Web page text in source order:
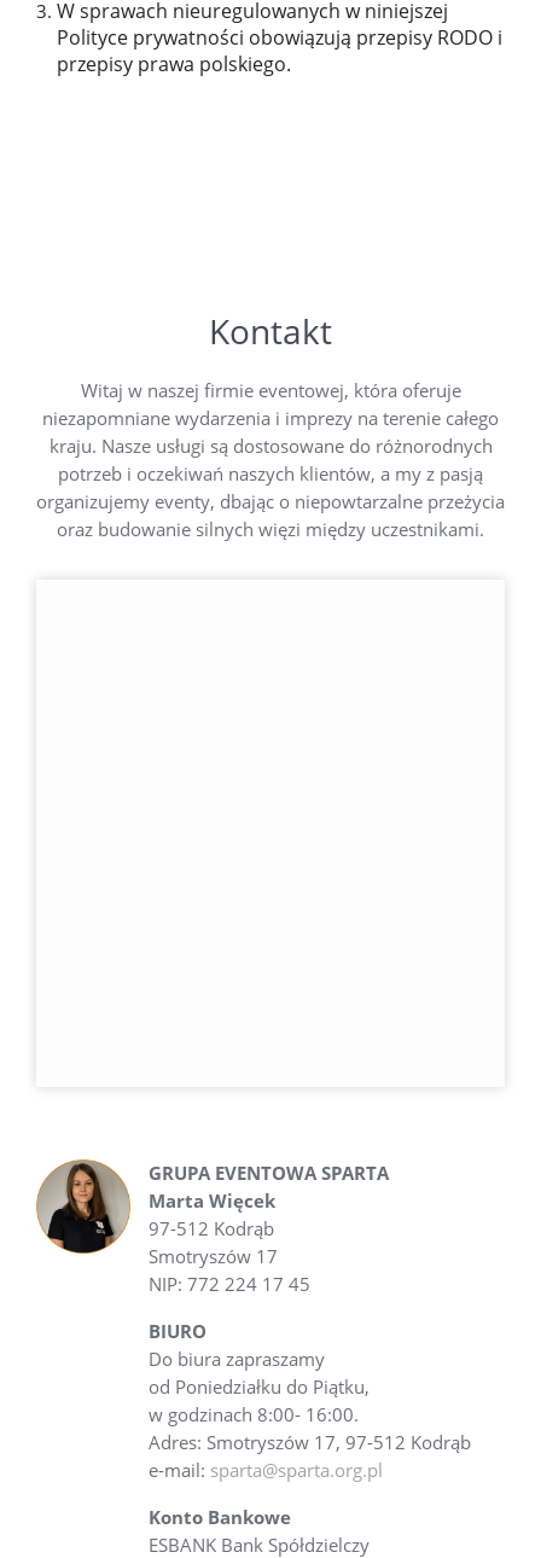
W sprawach nieuregulowanych w niniejszej
Polityce prywatności obowiązują przepisy RODO i
przepisy prawa polskiego.
Kontakt
Witaj w naszej firmie eventowej, która oferuje
niezapomniane wydarzenia i imprezy na terenie całego
kraju. Nasze usługi są dostosowane do różnorodnych
potrzeb i oczekiwań naszych klientów, a my z pasją
organizujemy eventy, dbając o niepowtarzalne przeżycia
oraz budowanie silnych więzi między uczestnikami.
GRUPA EVENTOWA SPARTA
Marta Więcek
97-512 Kodrąb
Smotryszów 17
NIP: 772 224 17 45
BIURO
Do biura zapraszamy
od Poniedziałku do Piątku,
w godzinach 8:00- 16:00.
Adres: Smotryszów 17, 97-512 Kodrąb
e-mail: sparta@sparta.org.pl
Konto Bankowe
ESBANK Bank Spółdzielczy